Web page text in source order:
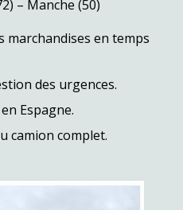
– Manche (50)
marchandises en temps
des urgences.
Espagne.
camion complet.